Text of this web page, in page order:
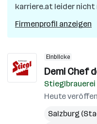
karriere.at leider nicht
Firmenprofil anzeigen
Einblicke
Demi Chef
Stieglbrauerei
Heute
Salzburg